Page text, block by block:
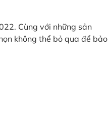
Cùng với những sản
không thể bỏ qua để bảo